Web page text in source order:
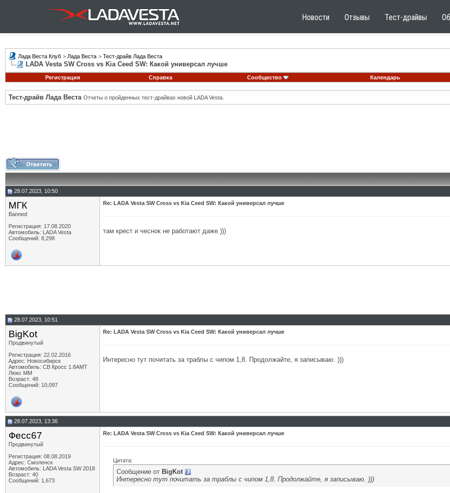
Новости Отзывы Тест-драйвы
Лада Веста Клуб > Лада Веста > Тест-драйв Лада Веста
LADA Vesta SW Cross vs Kia Ceed SW: Какой универсал лучше
Регистрация Справка Сообщество Календарь
Тест-драйв Лада Веста Отчеты о пройденных тест-драйвах новой LADA Vesta.
28.07.2023, 10:50
МГК
Banned
Регистрация: 17.08.2020
Автомобиль: LADA Vesta
Сообщений: 8,298
Re: LADA Vesta SW Cross vs Kia Ceed SW: Какой универсал лучше
там крест и чеснок не работают даже )))
28.07.2023, 10:51
BigKot
Продвинутый
Регистрация: 22.02.2016
Адрес: Новосибирск
Автомобиль: СВ Кросс 1.8АМТ
Люкс ММ
Возраст: 48
Сообщений: 10,097
Re: LADA Vesta SW Cross vs Kia Ceed SW: Какой универсал лучше
Интересно тут почитать за траблы с чипом 1,8. Продолжайте, я записываю. )))
28.07.2023, 13:36
Фесс67
Продвинутый
Регистрация: 08.08.2019
Адрес: Смоленск
Автомобиль: LADA Vesta SW 2018
Возраст: 40
Сообщений: 1,673
Re: LADA Vesta SW Cross vs Kia Ceed SW: Какой универсал лучше
Цитата:
Сообщение от BigKot
Интересно тут почитать за траблы с чипом 1,8. Продолжайте, я записываю. )))